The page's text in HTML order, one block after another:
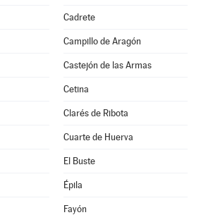
Cadrete
Campillo de Aragón
Castejón de las Armas
Cetina
Clarés de Ribota
Cuarte de Huerva
El Buste
Épila
Fayón